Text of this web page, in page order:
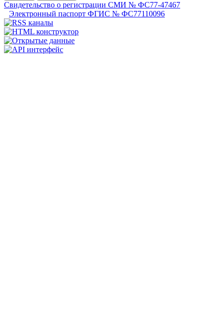
Свидетельство о регистрации СМИ № ФС77-47467
Электронный паспорт ФГИС № ФС77110096